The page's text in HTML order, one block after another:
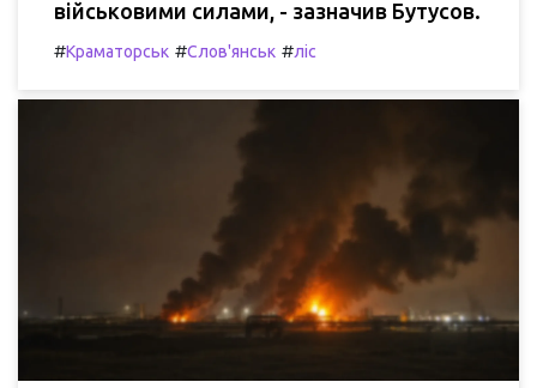
військовими силами, - зазначив Бутусов.
#Краматорськ #Слов'янськ #ліс